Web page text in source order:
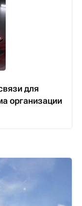
для
организации